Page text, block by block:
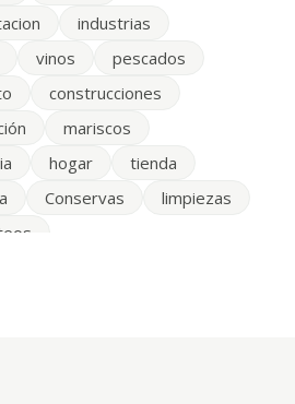
industrias
vinos
pescados
construcciones
mariscos
hogar
tienda
Conservas
limpiezas